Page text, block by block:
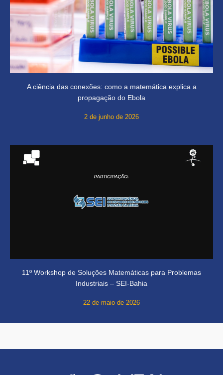
A ciência das conexões: como a matemática explica a
propagação do Ebola
2 de junho de 2026
11º Workshop de Soluções Matemáticas para Problemas
Industriais – SEI-Bahia
22 de maio de 2026